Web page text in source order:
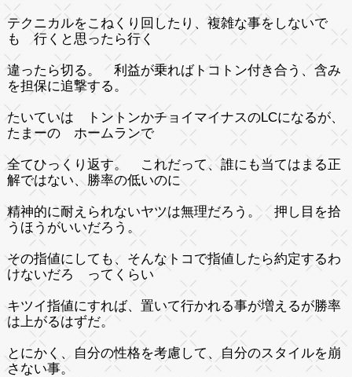
テクニカルをこねくり回したり、複雑な事をしないで
も 行くと思ったら行く
違ったら切る。 利益が乗ればトコトン付き合う、含み
を担保に追撃する。
たいていは トントンかチョイマイナスのLCになるが、
たまーの ホームランで
全てひっくり返す。 これだって、誰にも当てはまる正
解ではない、勝率の低いのに
精神的に耐えられないヤツは無理だろう。 押し目を拾
うほうがいいだろう。
その指値にしても、そんなトコで指値したら約定するわ
けないだろ ってくらい
キツイ指値にすれば、置いて行かれる事が増えるが勝率
は上がるはずだ。
とにかく、自分の性格を考慮して、自分のスタイルを崩
さない事。